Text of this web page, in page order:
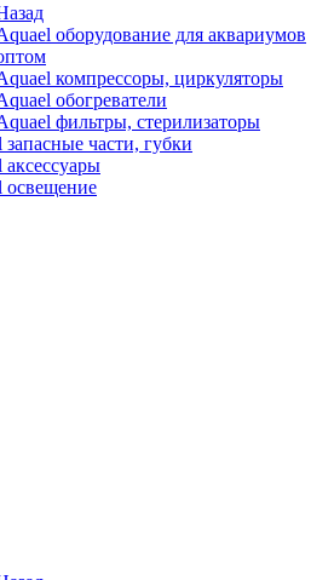
оборудование для аквариумов
компрессоры, циркуляторы
обогреватели
фильтры, стерилизаторы
запасные части, губки
аксессуары
освещение